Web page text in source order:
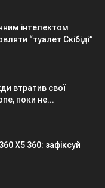
інтелектом
“туалет Скібіді”
втратив свої
поки не...
X5 360: зафіксуй